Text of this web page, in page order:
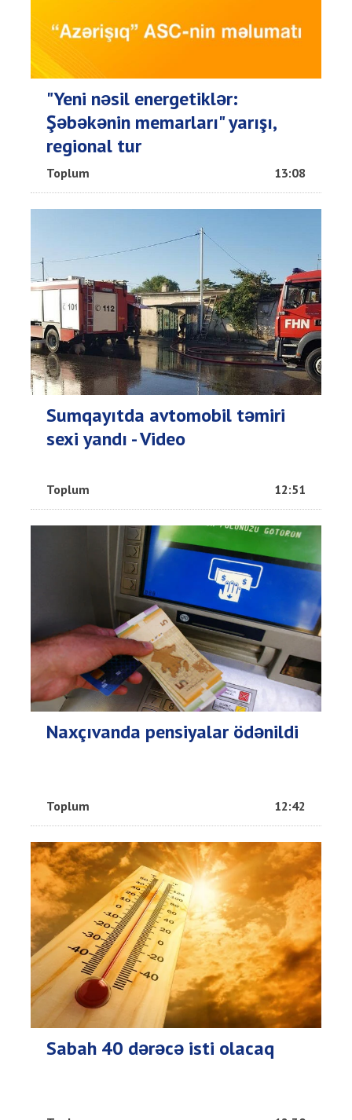
"Yeni nəsil energetiklər:
Şəbəkənin memarları" yarışı,
regional tur
Toplum 13:08
Sumqayıtda avtomobil təmiri
sexi yandı - Video
Toplum 12:51
Naxçıvanda pensiyalar ödənildi
Toplum 12:42
Sabah 40 dərəcə isti olacaq